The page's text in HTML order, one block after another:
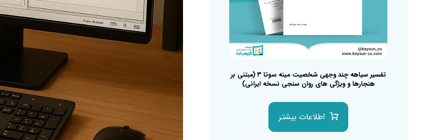
تفسیر سیاهه چند وجهی شخصیت مینه سوتا ۳ (مبتنی بر
هنجارها و ویژگی های روان سنجی نسخه ایرانی)
اطلاعات بیشتر